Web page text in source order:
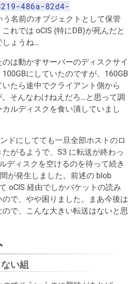
486a-82d4-
う名前のオブジェクトとして保管
れでは oCIS (特にDB)が死んだと
しょうね…
は動かすサーバーのディスクサイ
にしていたのですが、160GB
たら途中でクライアント側から
そんなわけねえだろ…と思って調
ルディスクを食い潰していまし
ドにしてても一旦全部ホストのロ
がるようで、S3 に転送が終わっ
ディスクを空けるのを待って続き
が発生しました。前述の blob
oCIS 経由でしかバケットの読み
で、やや困りました。まあ今後は
で、こんな大きい転送はないと思
い組